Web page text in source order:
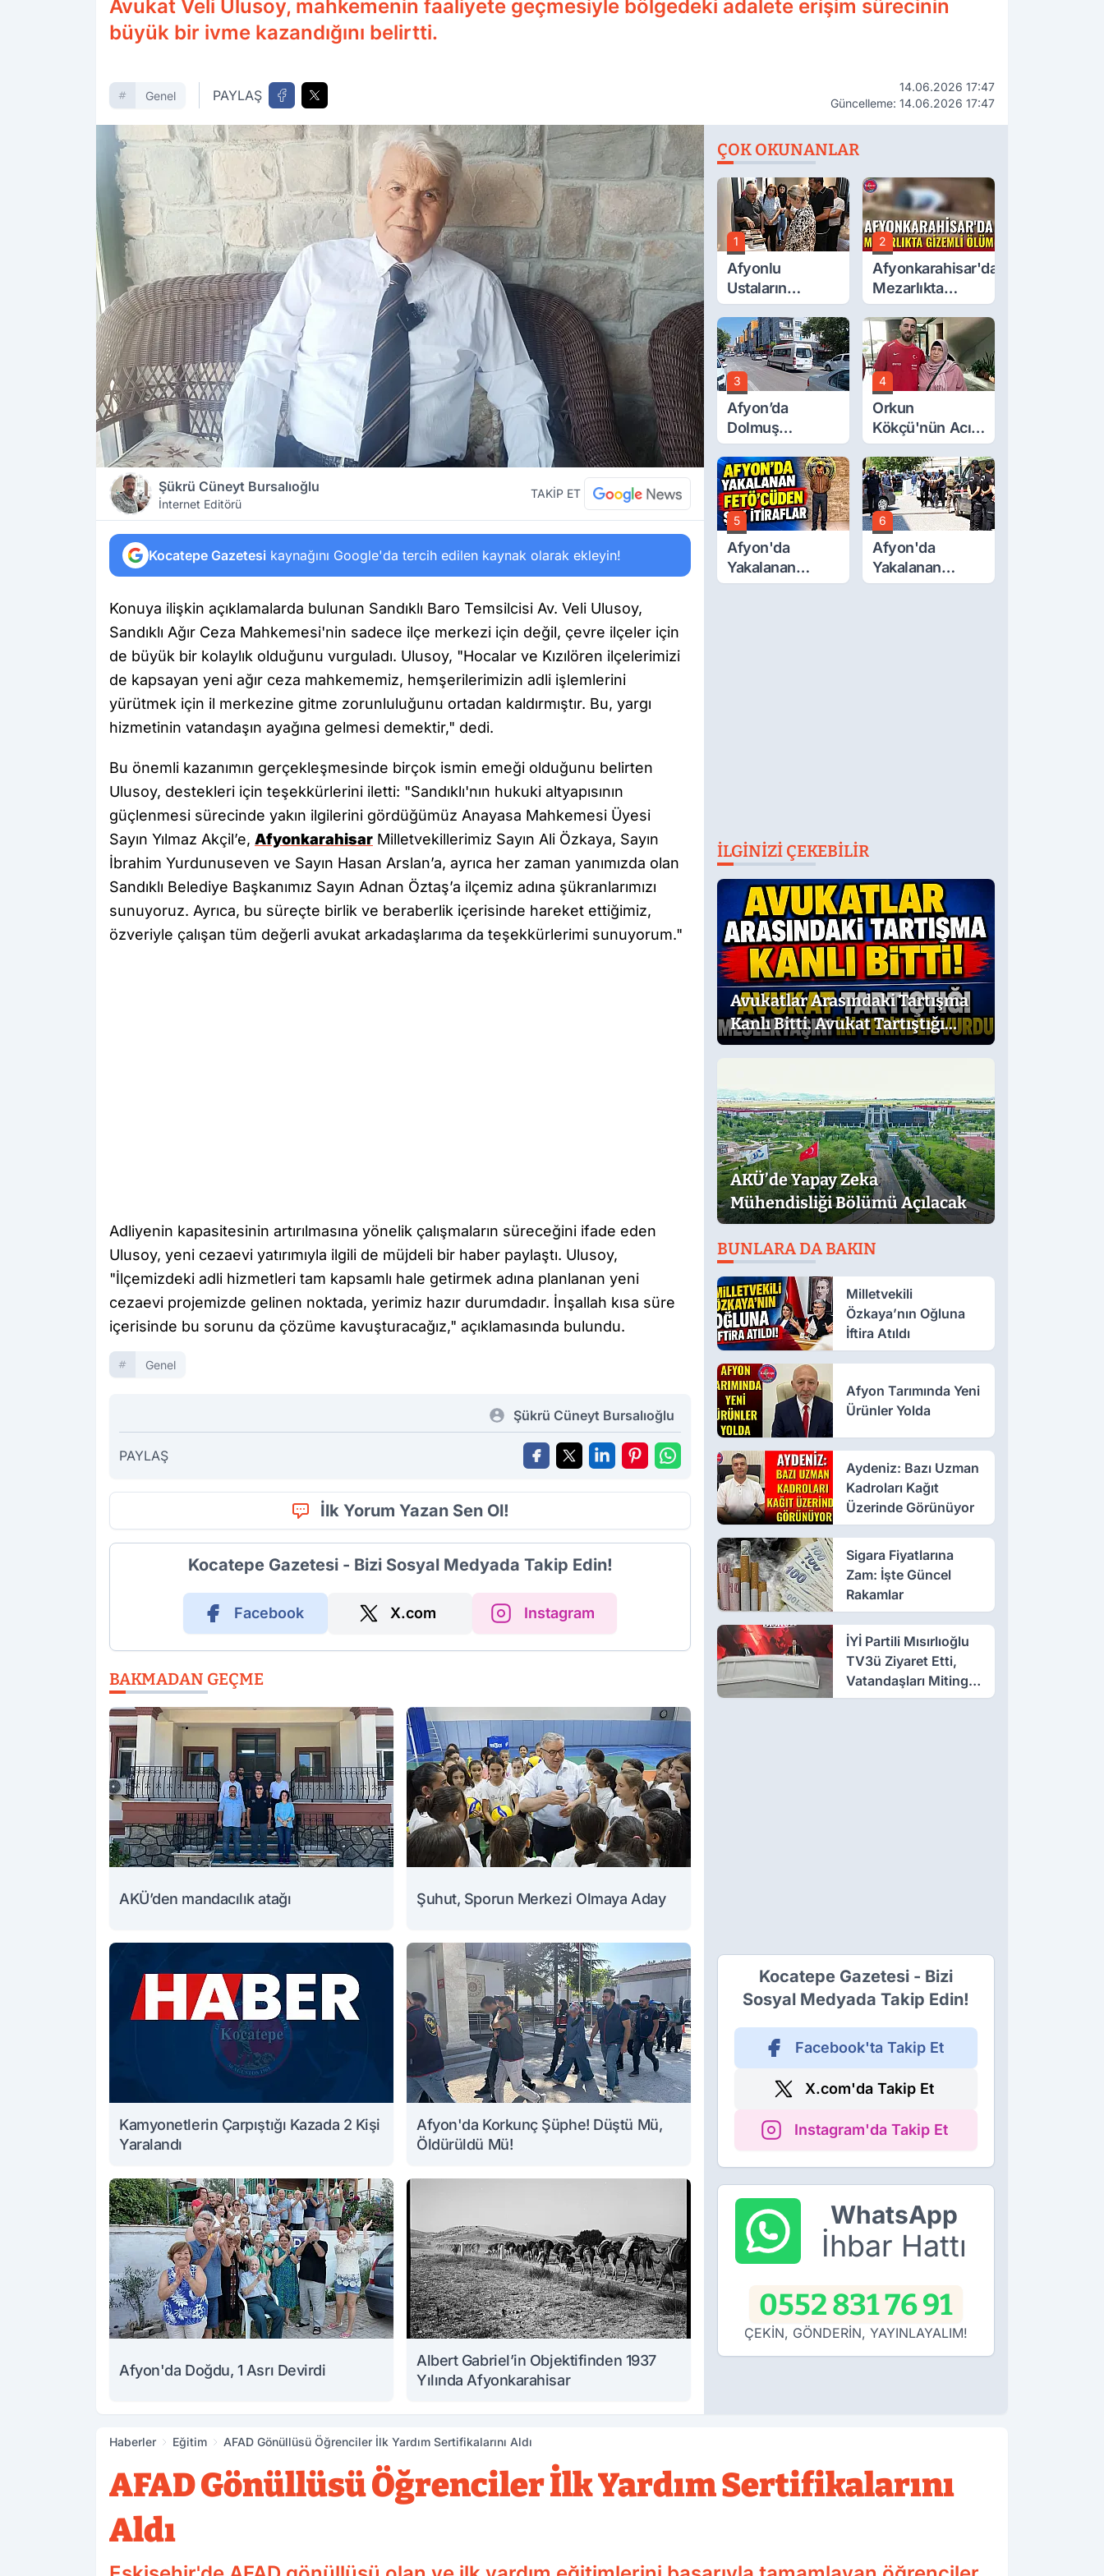
Avukat Veli Ulusoy, mahkemenin faaliyete geçmesiyle bölgedeki adalete erişim sürecinin
büyük bir ivme kazandığını belirtti.
Genel PAYLAŞ
14.06.2026 17:47
Güncelleme: 14.06.2026 17:47
Şükrü Cüneyt Bursalıoğlu
İnternet Editörü
TAKİP ET
Kocatepe Gazetesi kaynağını Google'da tercih edilen kaynak olarak ekleyin!
Konuya ilişkin açıklamalarda bulunan Sandıklı Baro Temsilcisi Av. Veli Ulusoy,
Sandıklı Ağır Ceza Mahkemesi'nin sadece ilçe merkezi için değil, çevre ilçeler için
de büyük bir kolaylık olduğunu vurguladı. Ulusoy, "Hocalar ve Kızılören ilçelerimizi
de kapsayan yeni ağır ceza mahkememiz, hemşerilerimizin adli işlemlerini
yürütmek için il merkezine gitme zorunluluğunu ortadan kaldırmıştır. Bu, yargı
hizmetinin vatandaşın ayağına gelmesi demektir," dedi.
Bu önemli kazanımın gerçekleşmesinde birçok ismin emeği olduğunu belirten
Ulusoy, destekleri için teşekkürlerini iletti: "Sandıklı'nın hukuki altyapısının
güçlenmesi sürecinde yakın ilgilerini gördüğümüz Anayasa Mahkemesi Üyesi
Sayın Yılmaz Akçil’e, Afyonkarahisar Milletvekillerimiz Sayın Ali Özkaya, Sayın
İbrahim Yurdunuseven ve Sayın Hasan Arslan’a, ayrıca her zaman yanımızda olan
Sandıklı Belediye Başkanımız Sayın Adnan Öztaş’a ilçemiz adına şükranlarımızı
sunuyoruz. Ayrıca, bu süreçte birlik ve beraberlik içerisinde hareket ettiğimiz,
özveriyle çalışan tüm değerli avukat arkadaşlarıma da teşekkürlerimi sunuyorum."
Adliyenin kapasitesinin artırılmasına yönelik çalışmaların süreceğini ifade eden
Ulusoy, yeni cezaevi yatırımıyla ilgili de müjdeli bir haber paylaştı. Ulusoy,
"İlçemizdeki adli hizmetleri tam kapsamlı hale getirmek adına planlanan yeni
cezaevi projemizde gelinen noktada, yerimiz hazır durumdadır. İnşallah kısa süre
içerisinde bu sorunu da çözüme kavuşturacağız," açıklamasında bulundu.
Genel
Şükrü Cüneyt Bursalıoğlu
PAYLAŞ
İlk Yorum Yazan Sen Ol!
Kocatepe Gazetesi - Bizi Sosyal Medyada Takip Edin!
Facebook X.com Instagram
BAKMADAN GEÇME
AKÜ’den mandacılık atağı Şuhut, Sporun Merkezi Olmaya Aday
Kamyonetlerin Çarpıştığı Kazada 2 Kişi
Yaralandı
Afyon'da Korkunç Şüphe! Düştü Mü,
Öldürüldü Mü!
Afyon'da Doğdu, 1 Asrı Devirdi
Albert Gabriel’in Objektifinden 1937
Yılında Afyonkarahisar
ÇOK OKUNANLAR
1
Afyonlu
Ustaların
Eserleri
Görücüye Çıktı
2
Afyonkarahisar'da
Mezarlıkta
Gizemli Ölüm
3
Afyon’da
Dolmuş
Ücretlerine
Yüzde 40 Zam
Talebi
4
Orkun
Kökçü'nün Acı
Günü... Cenaze
Namazı
Emirdağ'da
5
Afyon'da
Yakalanan
FETÖ'Cüden
6
Afyon'da
Yakalanan
FETÖ'cü
İLGINIZI ÇEKEBILIR
Avukatlar Arasındaki Tartışma
Kanlı Bitti. Avukat Tartıştığı
Meslektaşını İki Yerinden Vurdu
AKÜ’de Yapay Zeka
Mühendisliği Bölümü Açılacak
BUNLARA DA BAKIN
Milletvekili
Özkaya’nın Oğluna
İftira Atıldı
Afyon Tarımında Yeni
Ürünler Yolda
Aydeniz: Bazı Uzman
Kadroları Kağıt
Üzerinde Görünüyor
Sigara Fiyatlarına
Zam: İşte Güncel
Rakamlar
İYİ Partili Mısırlıoğlu
TV3ü Ziyaret Etti,
Vatandaşları Mitinge
Davet Etti
Kocatepe Gazetesi - Bizi
Sosyal Medyada Takip Edin!
Facebook'ta Takip Et
X.com'da Takip Et
Instagram'da Takip Et
WhatsApp
İhbar Hattı
0552 831 76 91
ÇEKİN, GÖNDERİN, YAYINLAYALIM!
Haberler Eğitim AFAD Gönüllüsü Öğrenciler İlk Yardım Sertifikalarını Aldı
AFAD Gönüllüsü Öğrenciler İlk Yardım Sertifikalarını
Aldı